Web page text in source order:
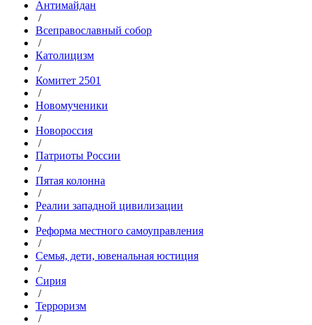
Антимайдан
/
Всеправославный собор
/
Католицизм
/
Комитет 2501
/
Новомученики
/
Новороссия
/
Патриоты России
/
Пятая колонна
/
Реалии западной цивилизации
/
Реформа местного самоуправления
/
Семья, дети, ювенальная юстиция
/
Сирия
/
Терроризм
/